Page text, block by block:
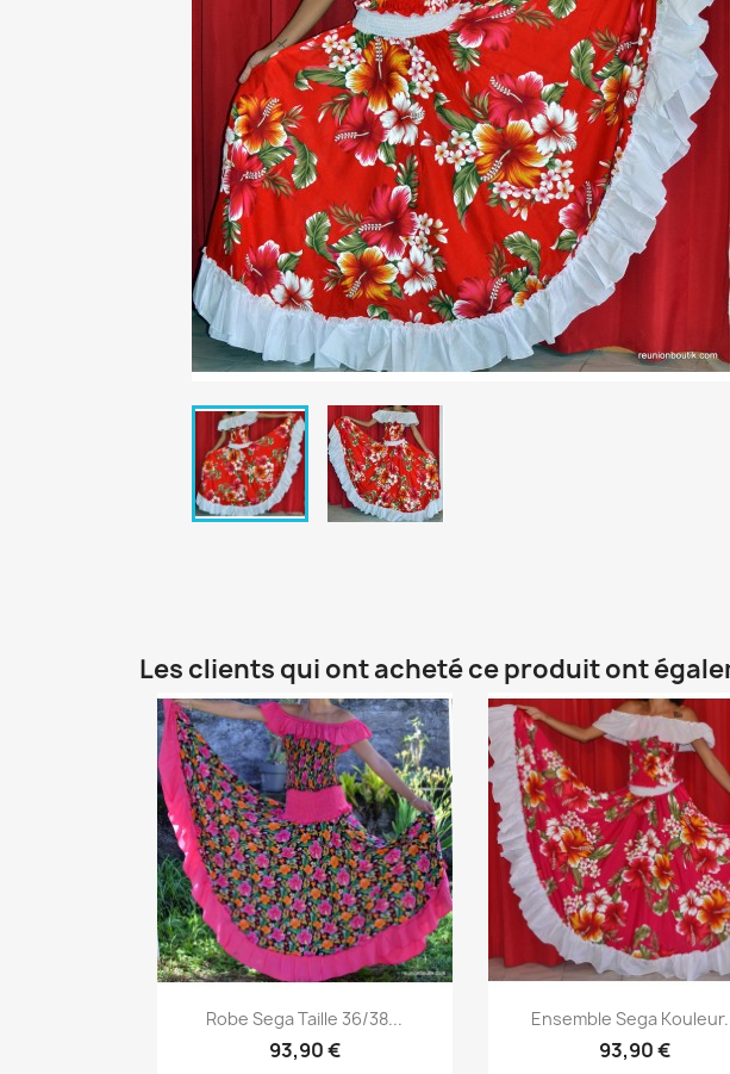
Les clients qui ont acheté ce produit ont
 Aperçu rapide
Robe Sega Taille 36/38...
93,90 €
Aperçu rapide
Ensemble Sega
93,90 €